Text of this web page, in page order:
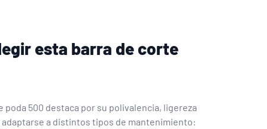
esta barra de corte
poda 500 destaca por su polivalencia, ligereza
adaptarse a distintos tipos de mantenimiento: